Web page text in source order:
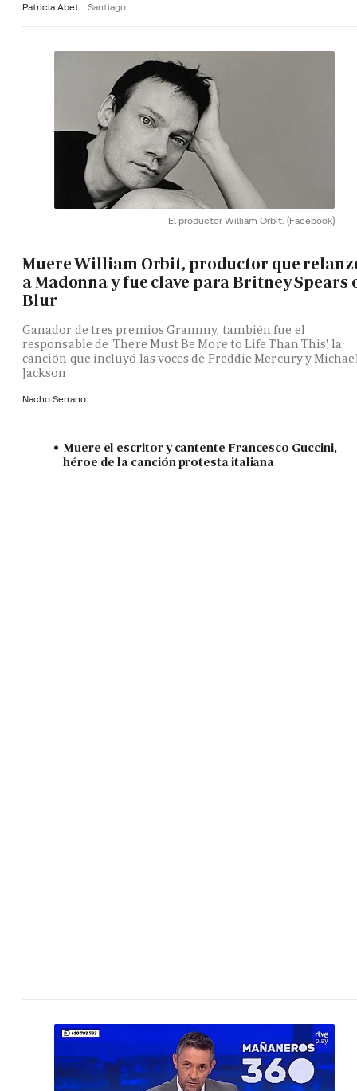
Patricia Abet Santiago
El productor William Orbit. (Facebook)
Muere William Orbit, productor que
a Madonna y fue clave para Britney Spears
Blur
Ganador de tres premios Grammy, también fue el
responsable de 'There Must Be More to Life Than This', la
canción que incluyó las voces de Freddie Mercury y
Jackson
Nacho Serrano
Muere el escritor y cantente Francesco Guccini,
héroe de la canción protesta italiana